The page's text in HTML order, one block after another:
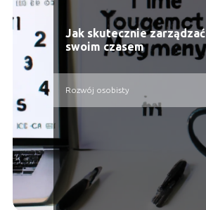
Jak skutecznie zarządzać
swoim czasem
Rozwój osobisty